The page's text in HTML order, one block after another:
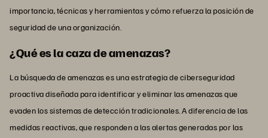
importancia, técnicas y herramientas y cómo refuerza la posición de
seguridad de una organización.
¿Qué es la caza de amenazas?
La búsqueda de amenazas es una estrategia de ciberseguridad
proactiva diseñada para identificar y eliminar las amenazas que
evaden los sistemas de detección tradicionales. A diferencia de las
medidas reactivas, que responden a las alertas generadas por las